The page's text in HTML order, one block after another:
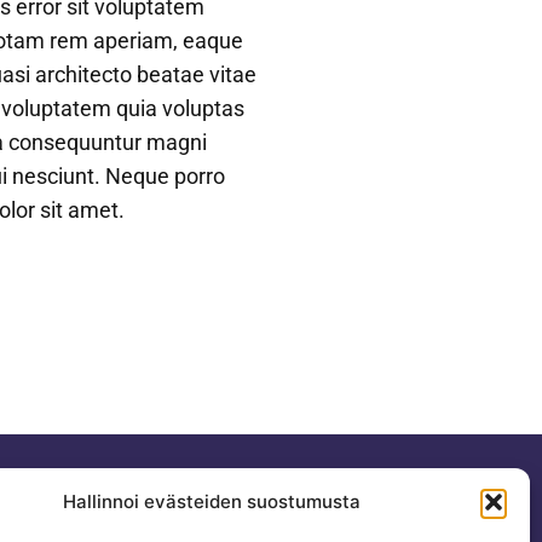
Hallinnoi evästeiden suostumusta
error sit voluptatem
rem aperiam, eaque
architecto beatae vitae
quia voluptas
consequuntur magni
nesciunt. Neque porro
sit amet.